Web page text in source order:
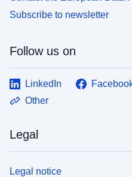
Subscribe to newsletter
Follow us on
LinkedIn
Other
Legal
Legal notice